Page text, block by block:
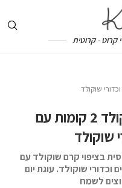
קרוט - קרוטית
עוגת כוכב – עוגת שוקולד 2 קומות עם
שוקולד
בציפוי קרם שוקולד עם
שוקולד. עוגת יום
לשמח